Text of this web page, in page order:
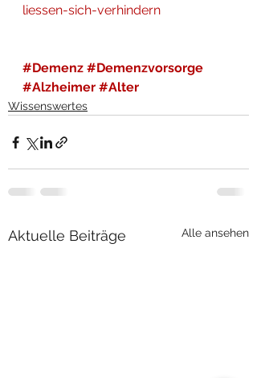
liessen-sich-verhindern
#Demenz #Demenzvorsorge
#Alzheimer #Alter
Wissenswertes
Aktuelle Beiträge Alle ansehen